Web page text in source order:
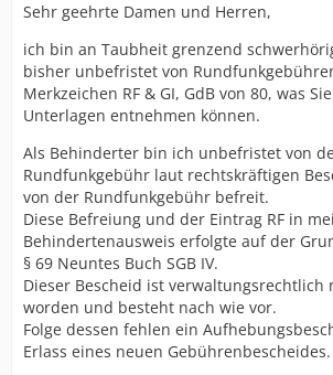
Kurzum: fordert einen rechtskräftigen
ohne Aufhebungsbescheid ist der
weiterhin gültig!
Grüße,
Miriam
Sehr geehrte Damen und Herren,
ich bin an Taubheit grenzend
bisher unbefristet von
Merkzeichen RF & GI, GdB von 80, was
Unterlagen entnehmen können.
Als Behinderter bin ich unbefristet von
Rundfunkgebühr laut rechtskräftigen
von der Rundfunkgebühr befreit.
Diese Befreiung und der Eintrag RF in
Behindertenausweis erfolgte auf der
§ 69 Neuntes Buch SGB IV.
Dieser Bescheid ist verwaltungsrechtlich
worden und besteht nach wie vor.
Folge dessen fehlen ein
Erlass eines neuen Gebührenbescheides.